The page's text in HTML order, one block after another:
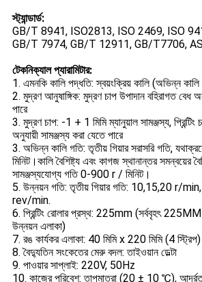
স্ট্যান্ডার্ড:
GB/T 8941, ISO2813, ISO 2469, ISO
GB/T 7974, GB/T 12911, GB/T7706,
টেকনিক্যাল প্যারামিটার:
1. এমনকি কালি পদ্ধতি: স্বয়ংক্রিয় কালি (অভিন্ন
2. মুদ্রণ আনুষাঙ্গিক: মুদ্রণ চাপ উপাদান বহিরাগত বেধ
পারে
3. মুদ্রণ চাপ: -1 + 1 মিমি ম্যানুয়াল সামঞ্জস্য, প্রিন্টিং
অনুযায়ী সামঞ্জস্য করা যেতে পারে
3. অভিন্ন কালি গতি: তৃতীয় গিয়ার সরাসরি গতি,
মিনিট।কালি বৈশিষ্ট্য এবং কাগজ স্থানান্তর সমন্বয়ের
সামঞ্জস্যযোগ্য গতি 0-900 r / মিনিট।
5. উন্নয়ন গতি: তৃতীয় গিয়ার গতি: 10,15,20 r/min,
rev/min.
6. প্রিন্টিং রোলার প্রস্থ: 225mm (সর্ববৃহৎ
উন্নয়ন এলাকা)
7. রঙ কার্যকর এলাকা: 40 মিমি x 220 মিমি (4 স্ট্রিপ)
8. বৈদ্যুতিন সংকেতের মেরু বদল: তাইওয়ান ডেল্টা
9. পাওয়ার সাপ্লাই: 220V, 50Hz
10. কাজের পরিবেশ: তাপমাত্রা (20 ± 10 ℃),